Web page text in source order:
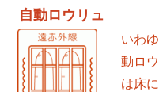
自動ロウリュ
いわ
動ロ
は床